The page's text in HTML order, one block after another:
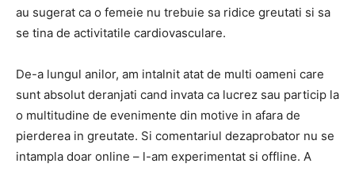
au sugerat ca o femeie nu trebuie sa ridice greutati si sa
se tina de activitatile cardiovasculare.
De-a lungul anilor, am intalnit atat de multi oameni care
sunt absolut deranjati cand invata ca lucrez sau particip la
o multitudine de evenimente din motive in afara de
pierderea in greutate. Si comentariul dezaprobator nu se
intampla doar online – l-am experimentat si offline. A